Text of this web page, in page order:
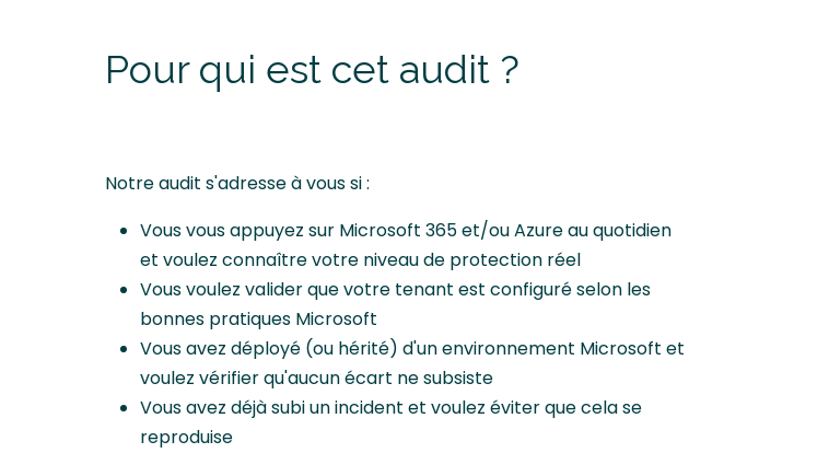
Pour qui est cet audit ?
Notre audit s'adresse à vous si :
Vous vous appuyez sur Microsoft 365 et/ou Azure au quotidien
et voulez connaître votre niveau de protection réel
Vous voulez valider que votre tenant est configuré selon les
bonnes pratiques Microsoft
Vous avez déployé (ou hérité) d'un environnement Microsoft et
voulez vérifier qu'aucun écart ne subsiste
Vous avez déjà subi un incident et voulez éviter que cela se
reproduise